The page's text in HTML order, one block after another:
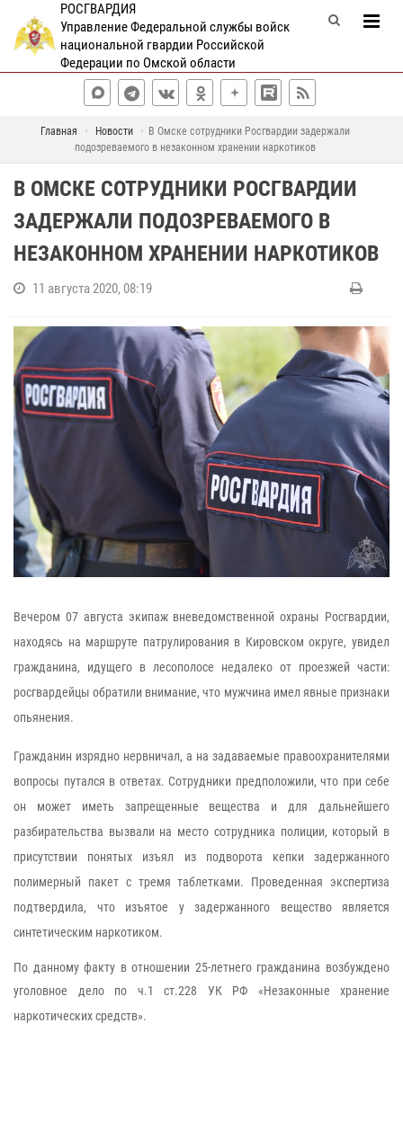
РОСГВАРДИЯ
Управление Федеральной службы войск
национальной гвардии Российской
Федерации по Омской области
Главная Новости
В Омске сотрудники Росгвардии задержали
подозреваемого в незаконном хранении наркотиков
В ОМСКЕ СОТРУДНИКИ РОСГВАРДИИ
ЗАДЕРЖАЛИ ПОДОЗРЕВАЕМОГО В
НЕЗАКОННОМ ХРАНЕНИИ НАРКОТИКОВ
11 августа 2020, 08:19
Вечером 07 августа экипаж вневедомственной охраны Росгвардии,
находясь на маршруте патрулирования в Кировском округе, увидел
гражданина, идущего в лесополосе недалеко от проезжей части:
росгвардейцы обратили внимание, что мужчина имел явные признаки
опьянения.
Гражданин изрядно нервничал, а на задаваемые правоохранителями
вопросы путался в ответах. Сотрудники предположили, что при себе
он может иметь запрещенные вещества и для дальнейшего
разбирательства вызвали на место сотрудника полиции, который в
присутствии понятых изъял из подворота кепки задержанного
полимерный пакет с тремя таблетками. Проведенная экспертиза
подтвердила, что изъятое у задержанного вещество является
синтетическим наркотиком.
По данному факту в отношении 25-летнего гражданина возбуждено
уголовное дело по ч.1 ст.228 УК РФ «Незаконные хранение
наркотических средств».